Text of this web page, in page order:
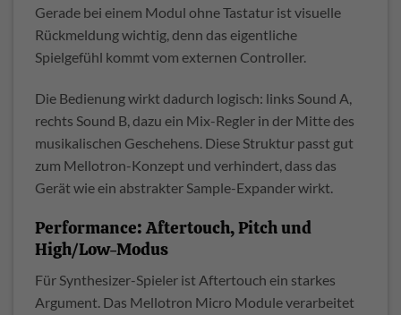
Gerade bei einem Modul ohne Tastatur ist visuelle
Rückmeldung wichtig, denn das eigentliche
Spielgefühl kommt vom externen Controller.
Die Bedienung wirkt dadurch logisch: links Sound A,
rechts Sound B, dazu ein Mix-Regler in der Mitte des
musikalischen Geschehens. Diese Struktur passt gut
zum Mellotron-Konzept und verhindert, dass das
Gerät wie ein abstrakter Sample-Expander wirkt.
Performance: Aftertouch, Pitch und
High/Low-Modus
Für Synthesizer-Spieler ist Aftertouch ein starkes
Argument. Das Mellotron Micro Module verarbeitet